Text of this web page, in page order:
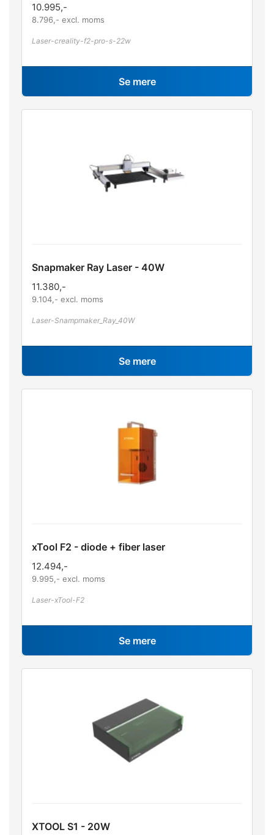
10.995,-
8.796 ,- excl. moms
Laser-creality-f2-pro-s-22w
Se mere
Snapmaker Ray Laser - 40W
11.380,-
9.104 ,- excl. moms
Laser-Snampmaker_Ray_40W
Se mere
xTool F2 - diode + fiber laser
12.494,-
9.995 ,- excl. moms
Laser-xTool-F2
Se mere
XTOOL S1 - 20W